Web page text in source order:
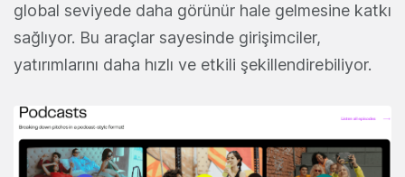
global seviyede daha görünür hale gelmesine katkı
sağlıyor. Bu araçlar sayesinde girişimciler,
yatırımlarını daha hızlı ve etkili şekillendirebiliyor.